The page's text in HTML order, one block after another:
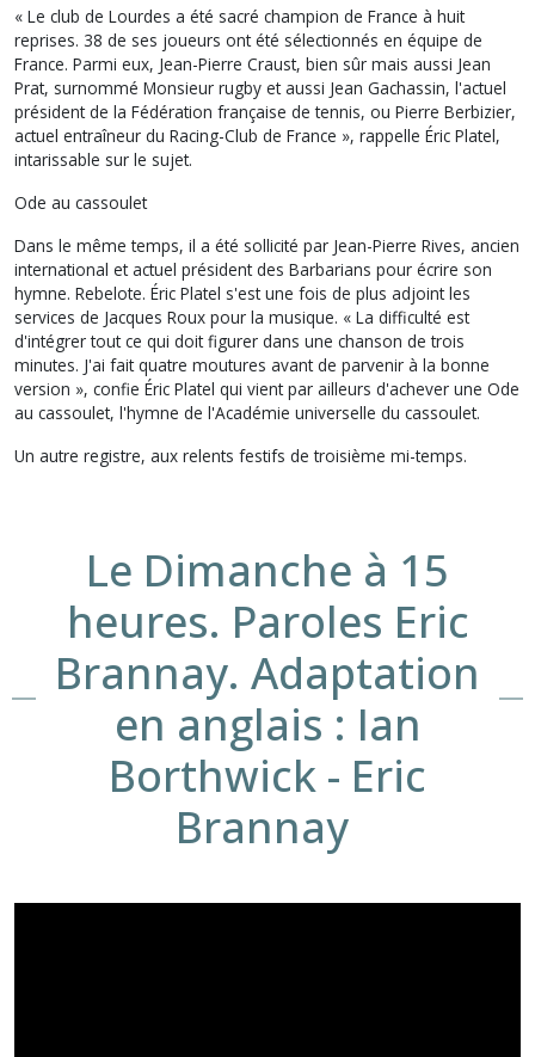
« Le club de Lourdes a été sacré champion de France à huit
reprises. 38 de ses joueurs ont été sélectionnés en équipe de
France. Parmi eux, Jean-Pierre Craust, bien sûr mais aussi Jean
Prat, surnommé Monsieur rugby et aussi Jean Gachassin, l'actuel
président de la Fédération française de tennis, ou Pierre Berbizier,
actuel entraîneur du Racing-Club de France », rappelle Éric Platel,
intarissable sur le sujet.
Ode au cassoulet
Dans le même temps, il a été sollicité par Jean-Pierre Rives, ancien
international et actuel président des Barbarians pour écrire son
hymne. Rebelote. Éric Platel s'est une fois de plus adjoint les
services de Jacques Roux pour la musique. « La difficulté est
d'intégrer tout ce qui doit figurer dans une chanson de trois
minutes. J'ai fait quatre moutures avant de parvenir à la bonne
version », confie Éric Platel qui vient par ailleurs d'achever une Ode
au cassoulet, l'hymne de l'Académie universelle du cassoulet.
Un autre registre, aux relents festifs de troisième mi-temps.
Le Dimanche à 15
heures. Paroles Eric
Brannay. Adaptation
en anglais : Ian
Borthwick - Eric
Brannay